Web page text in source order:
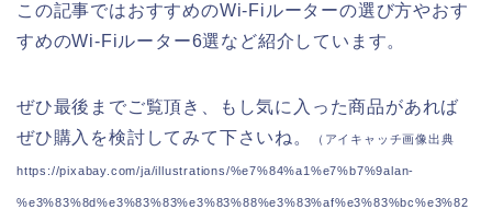
この記事ではおすすめのWi-Fiルーターの選び方やおす
すめのWi-Fiルーター6選など紹介しています。
ぜひ最後までご覧頂き、もし気に入った商品があれば
ぜひ購入を検討してみて下さいね。
（アイキャッチ画像出典
https://pixabay.com/ja/illustrations/%e7%84%a1%e7%b7%9alan-
%e3%83%8d%e3%83%83%e3%83%88%e3%83%af%e3%83%bc%e3%82